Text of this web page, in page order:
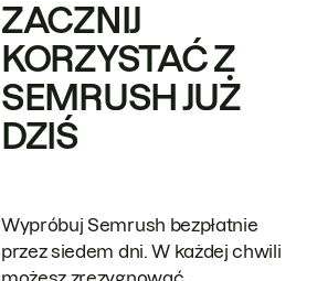
ZACZNIJ
KORZYSTAĆ Z
SEMRUSH JUŻ
DZIŚ
Wypróbuj Semrush bezpłatnie
przez siedem dni. W każdej chwili